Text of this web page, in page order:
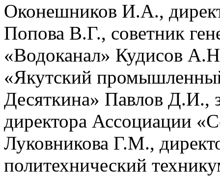
Оконешников И.А.,
Попова В.Г., советник
«Водоканал» Кудисов
«Якутский
Десяткина» Павлов Д.И.,
директора Ассоциации
Луковникова Г.М.,
политехнический